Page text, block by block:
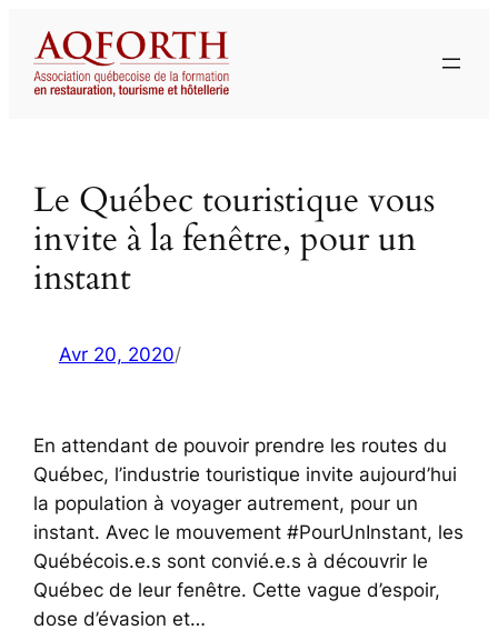
contenu
Le Québec touristique vous
invite à la fenêtre, pour un
instant
Avr 20, 2020/
En attendant de pouvoir prendre les routes du
Québec, l’industrie touristique invite aujourd’hui
la population à voyager autrement, pour un
instant. Avec le mouvement #PourUnInstant, les
Québécois.e.s sont convié.e.s à découvrir le
Québec de leur fenêtre. Cette vague d’espoir,
dose d’évasion et…